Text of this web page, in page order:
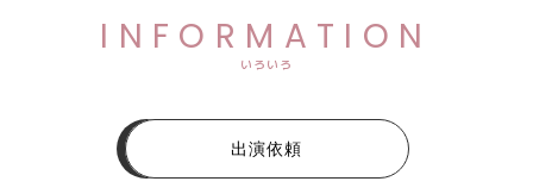
INFORMATION
いろいろ
出演依頼